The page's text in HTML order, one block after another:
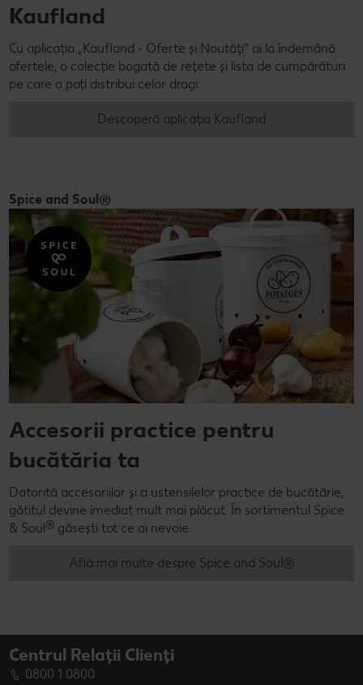
Kaufland
Cu aplicația „Kaufland - Oferte și Noutăți” ai la îndemână
ofertele, o colecție bogată de rețete și lista de cumpărături
pe care o poți distribui celor dragi.
Descoperă aplicația Kaufland
Spice and Soul®
Accesorii practice pentru
bucătăria ta
Datorită accesoriilor și a ustensilelor practice de bucătărie,
gătitul devine imediat mult mai plăcut. În sortimentul Spice
& Soul® găsești tot ce ai nevoie.
Află mai multe despre Spice and Soul®
Centrul Relații Clienți
0800 1 0800